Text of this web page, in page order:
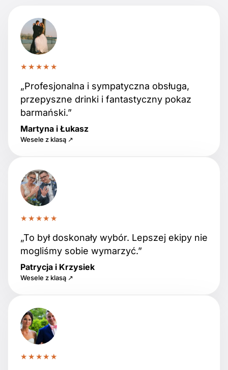
★★★★★
„Profesjonalna i sympatyczna obsługa,
przepyszne drinki i fantastyczny pokaz
barmański.”
Martyna i Łukasz
Wesele z klasą ↗
★★★★★
„To był doskonały wybór. Lepszej ekipy nie
mogliśmy sobie wymarzyć.”
Patrycja i Krzysiek
Wesele z klasą ↗
★★★★★